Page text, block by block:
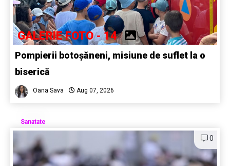
GALERIE FOTO - 14
Pompierii botoșăneni, misiune de suflet la o
biserică
Oana Sava Aug 07, 2026
Sanatate
0